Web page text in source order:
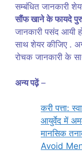
सम्बंधित जानकारी
सौंफ खाने के फायदे
जानकारी पसंद आयी
साथ शेयर कीजिए .
रोचक जानकारी के
अन्य पढ़ें–
करी पत्ता:
आयुर्वेद में
मानसिक
Avoid